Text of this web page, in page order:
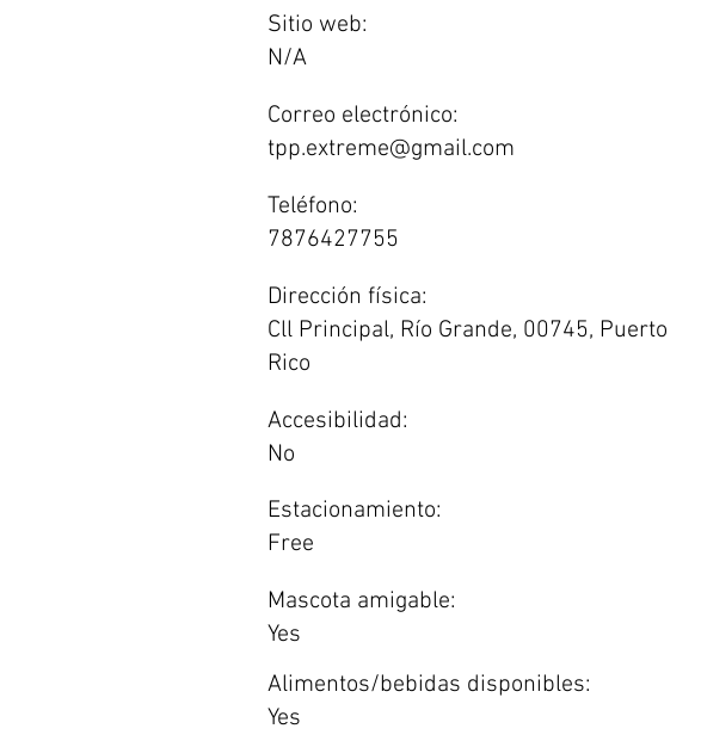
Sitio web:
N/A
Correo electrónico:
tpp.extreme@gmail.com
Teléfono:
7876427755
Dirección física:
Cll Principal, Río Grande, 00745, Puerto
Rico
Accesibilidad:
No
Estacionamiento:
Free
Mascota amigable:
Yes
Alimentos/bebidas disponibles:
Yes